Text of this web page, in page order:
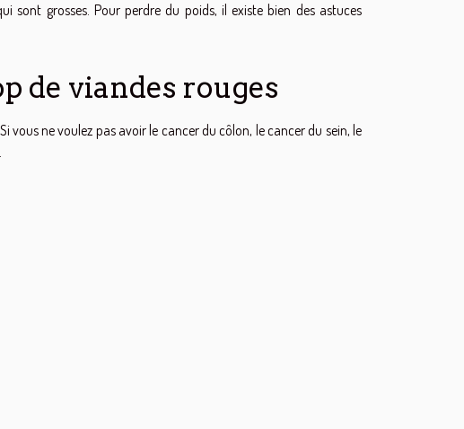
sont grosses. Pour perdre du poids, il existe bien des astuces
de viandes rouges
vous ne voulez pas avoir le cancer du côlon, le cancer du sein, le